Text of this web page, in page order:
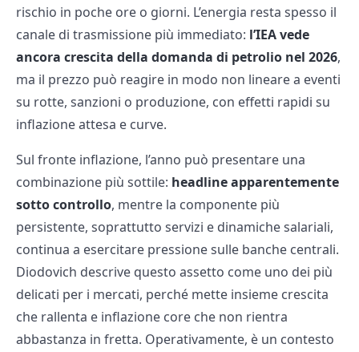
rischio in poche ore o giorni. L’energia resta spesso il
canale di trasmissione più immediato: l’IEA vede
ancora crescita della domanda di petrolio nel 2026,
ma il prezzo può reagire in modo non lineare a eventi
su rotte, sanzioni o produzione, con effetti rapidi su
inflazione attesa e curve.
Sul fronte inflazione, l’anno può presentare una
combinazione più sottile: headline apparentemente
sotto controllo, mentre la componente più
persistente, soprattutto servizi e dinamiche salariali,
continua a esercitare pressione sulle banche centrali.
Diodovich descrive questo assetto come uno dei più
delicati per i mercati, perché mette insieme crescita
che rallenta e inflazione core che non rientra
abbastanza in fretta. Operativamente, è un contesto